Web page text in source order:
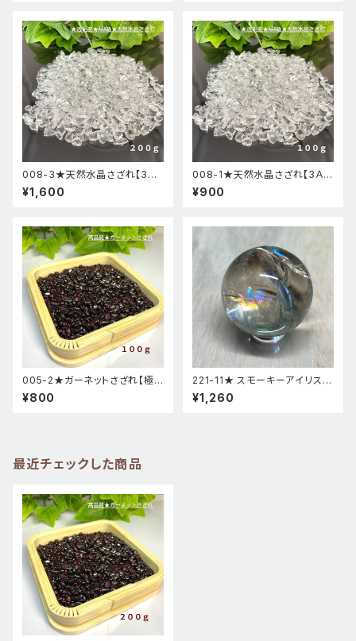
008-3★天然水晶さざれ【3Ａ
級高透明200g】天然石パワー
ストーン浄化用新品
¥1,600
008-1★天然水晶さざれ【3Ａ級
高透明100g】天然石パワースト
ーン浄化用新品
¥900
005-2★ガーネットさざれ【極
小粒100ｇ】天然石パワーストー
ン浄化用新品
¥800
221-11★ スモーキーアイリス
台座付き スフィア 天然石インテ
リア風水置物
¥1,260
最近チェックした商品